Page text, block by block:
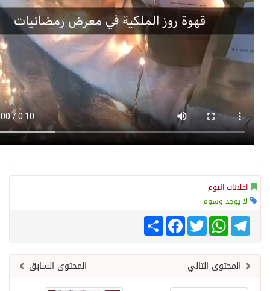
اليوم
وسوم
انشر
FacebookTwitter
WhatsApp
المحتوى السابق
التالي